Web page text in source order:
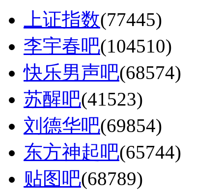
上证指数(77445)
李宇春吧(104510)
快乐男声吧(68574)
苏醒吧(41523)
刘德华吧(69854)
东方神起吧(65744)
贴图吧(68789)